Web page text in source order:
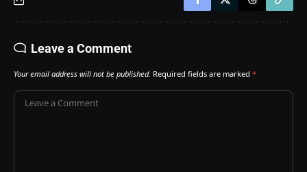
Leave a Comment
Your email address will not be published. Required fields are marked *